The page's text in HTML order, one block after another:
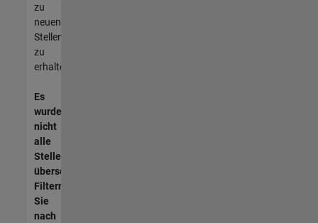
zu
neuen
Stellenangeboten
zu
erhalten.
Es
wurden
nicht
alle
Stellen
übersetzt.
Filtern
Sie
nach